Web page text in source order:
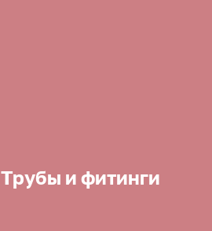
Трубы и фитинги